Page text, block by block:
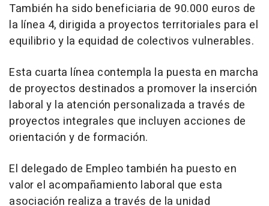
También ha sido beneficiaria de 90.000 euros de
la línea 4, dirigida a proyectos territoriales para el
equilibrio y la equidad de colectivos vulnerables.
Esta cuarta línea contempla la puesta en marcha
de proyectos destinados a promover la inserción
laboral y la atención personalizada a través de
proyectos integrales que incluyen acciones de
orientación y de formación.
El delegado de Empleo también ha puesto en
valor el acompañamiento laboral que esta
asociación realiza a través de la unidad